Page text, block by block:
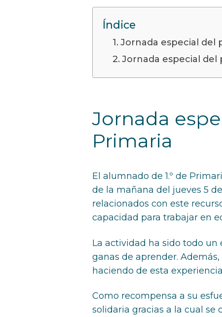
Índice
Jornada especial del
Jornada especial del
Jornada
Primaria
El alumnado de 1.º de
de la mañana del jueves 5
relacionados con este
capacidad para trabajar en
La actividad ha sido todo
ganas de aprender.
haciendo de esta
Como recompensa a su
solidaria gracias a la cual se